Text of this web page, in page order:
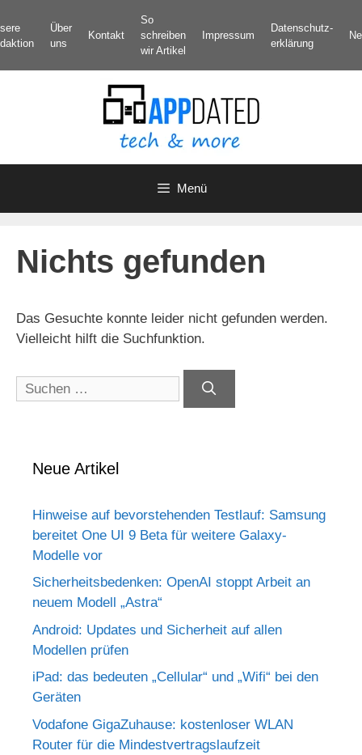
Inhalt
springen
Über
uns
Kontakt
So
schreiben
wir Artikel
Impressum
Datenschutz­
erklärung
Menü
Nichts gefunden
Das Gesuchte konnte leider nicht gefunden werden.
Vielleicht hilft die Suchfunktion.
Suchen
nach:
Neue Artikel
Hinweise auf bevorstehenden Testlauf: Samsung
bereitet One UI 9 Beta für weitere Galaxy-
Modelle vor
Sicherheitsbedenken: OpenAI stoppt Arbeit an
neuem Modell „Astra“
Android: Updates und Sicherheit auf allen
Modellen prüfen
iPad: das bedeuten „Cellular“ und „Wifi“ bei den
Geräten
Vodafone GigaZuhause: kostenloser WLAN
Router für die Mindestvertragslaufzeit